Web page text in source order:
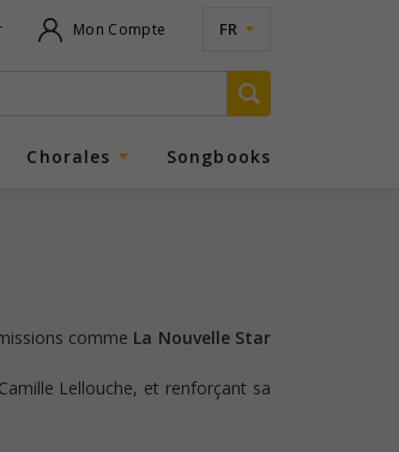
Mon Compte FR
Chorales Songbooks
comme La Nouvelle Star
Lellouche, et renforçant sa